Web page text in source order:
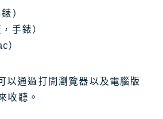
）
手錶）
）
以通過打開瀏覽器以及電腦版
收聽。